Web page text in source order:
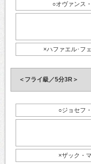
○オヴァンス
×ハファエル･フ
＜フライ級／5分3R＞
○ジョセフ
×ザック・